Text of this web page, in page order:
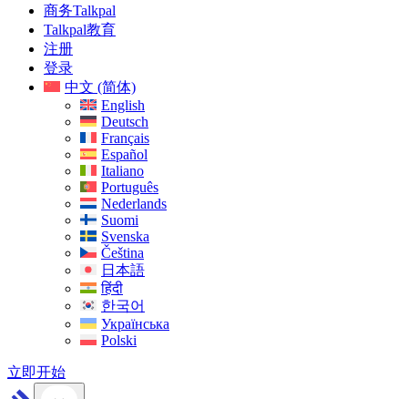
商务Talkpal
Talkpal教育
注册
登录
中文 (简体)
English
Deutsch
Français
Español
Italiano
Português
Nederlands
Suomi
Svenska
Čeština
日本語
हिंदी
한국어
Українська
Polski
立即开始